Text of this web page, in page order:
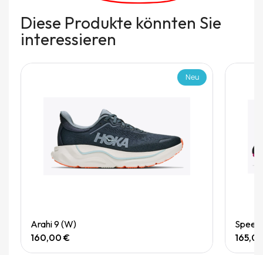
Diese Produkte könnten Sie
interessieren
Neu
Arahi 9 (W)
160,00 €